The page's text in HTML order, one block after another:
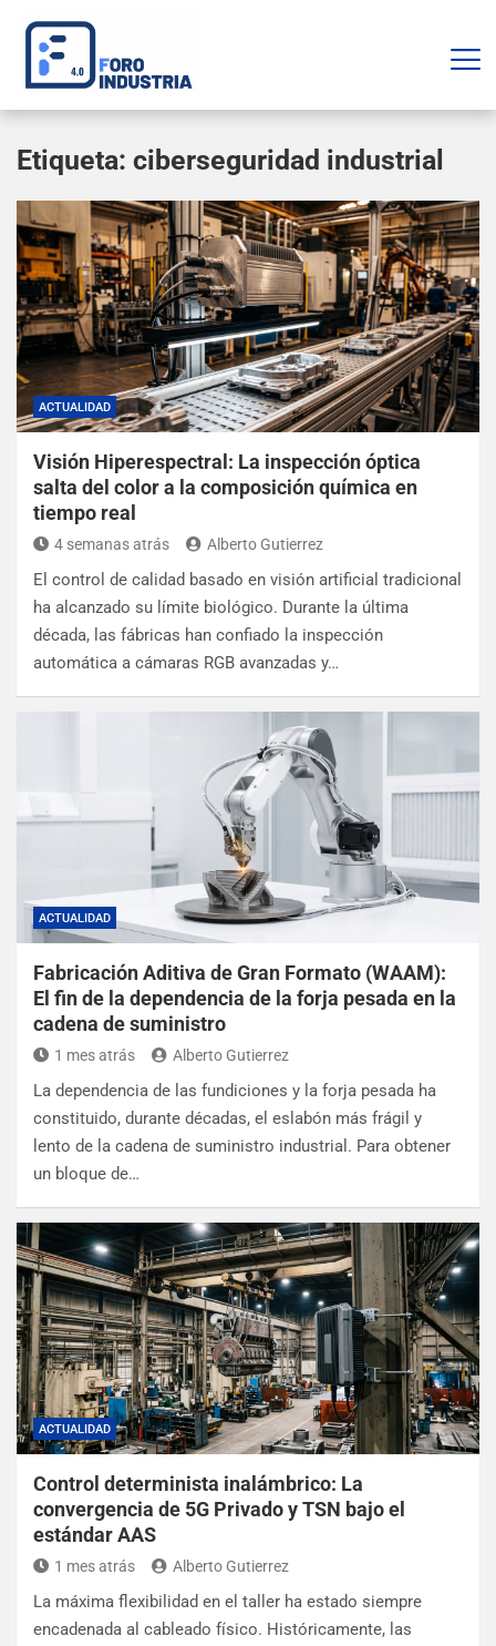
Etiqueta: ciberseguridad industrial
ACTUALIDAD
Visión Hiperespectral: La inspección óptica
salta del color a la composición química en
tiempo real
4 semanas atrás Alberto Gutierrez
El control de calidad basado en visión artificial tradicional
ha alcanzado su límite biológico. Durante la última
década, las fábricas han confiado la inspección
automática a cámaras RGB avanzadas y…
ACTUALIDAD
Fabricación Aditiva de Gran Formato (WAAM):
El fin de la dependencia de la forja pesada en la
cadena de suministro
1 mes atrás Alberto Gutierrez
La dependencia de las fundiciones y la forja pesada ha
constituido, durante décadas, el eslabón más frágil y
lento de la cadena de suministro industrial. Para obtener
un bloque de…
ACTUALIDAD
Control determinista inalámbrico: La
convergencia de 5G Privado y TSN bajo el
estándar AAS
1 mes atrás Alberto Gutierrez
La máxima flexibilidad en el taller ha estado siempre
encadenada al cableado físico. Históricamente, las